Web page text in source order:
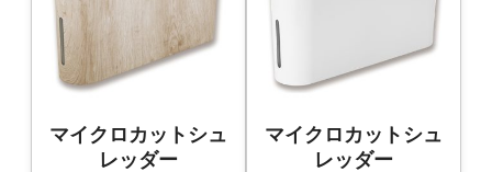
マイクロカットシュ
レッダー
マイクロカットシュ
レッダー